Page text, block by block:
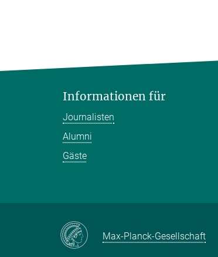
Informationen für
Journalisten
Alumni
Gäste
Max-Planck-Gesellschaft